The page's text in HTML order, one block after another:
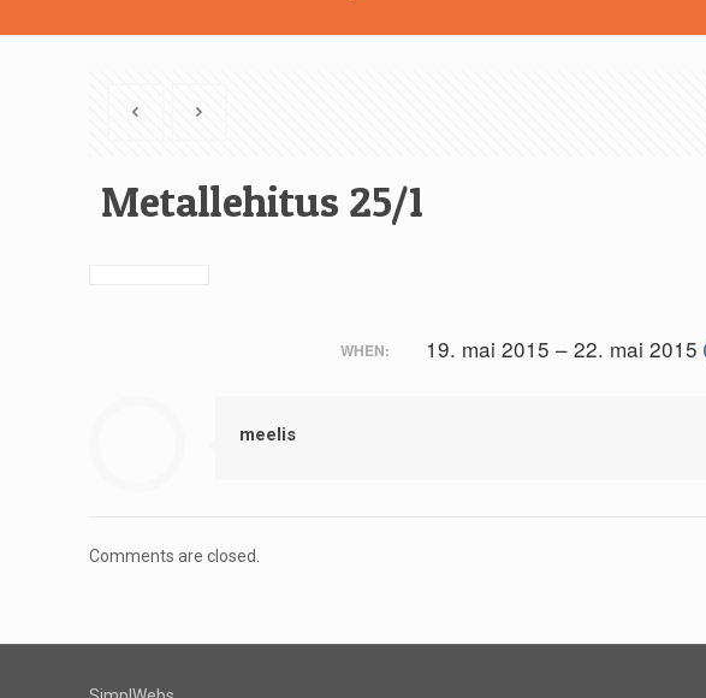
Metallehitus 25/1
WHEN: 19. mai 2015 – 22. mai 2015
meelis
Comments are closed.